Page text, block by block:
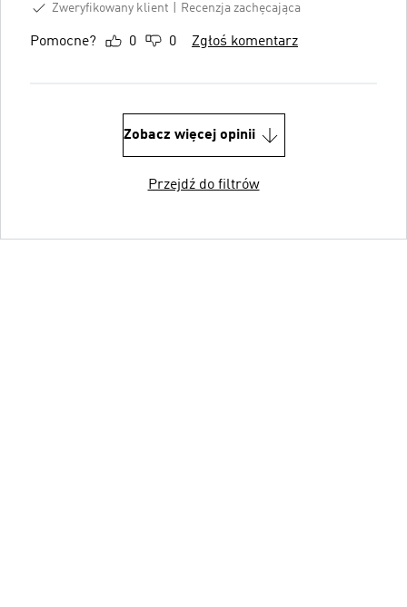
Zweryfikowany klient
Recenzja zachęcająca
Pomocne? 0 0 Zgłoś komentarz
Zobacz więcej opinii
Przejdź do filtrów